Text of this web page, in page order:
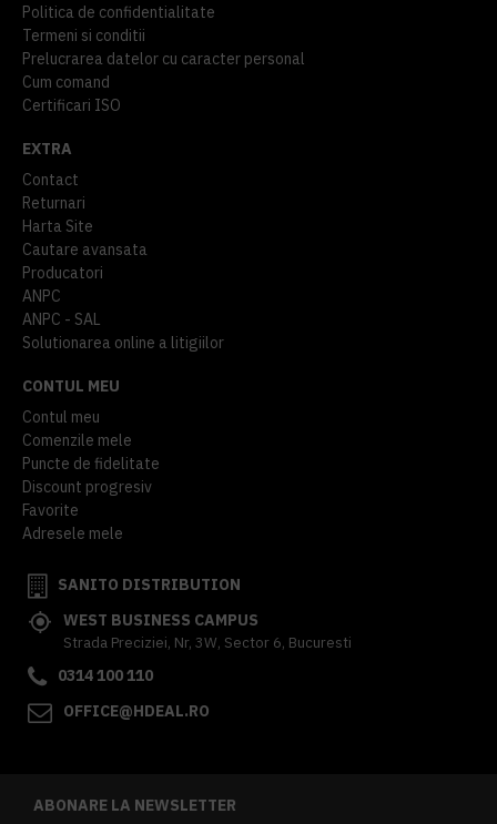
Politica de confidentialitate
Termeni si conditii
Prelucrarea datelor cu caracter personal
Cum comand
Certificari ISO
EXTRA
Contact
Returnari
Harta Site
Cautare avansata
Producatori
ANPC
ANPC - SAL
Solutionarea online a litigiilor
CONTUL MEU
Contul meu
Comenzile mele
Puncte de fidelitate
Discount progresiv
Favorite
Adresele mele
SANITO DISTRIBUTION
WEST BUSINESS CAMPUS
Strada Preciziei, Nr, 3W, Sector 6, Bucuresti
0314 100 110
OFFICE@HDEAL.RO
ABONARE LA NEWSLETTER